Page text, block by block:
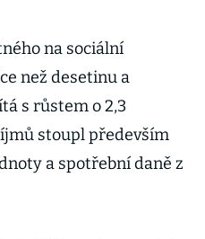
na sociální
než desetinu a
s růstem o 2,3
stoupl především
a spotřební daně z